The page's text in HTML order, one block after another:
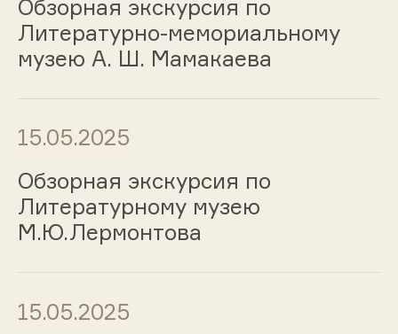
Обзорная экскурсия по
Литературно-мемориальному
музею А. Ш. Мамакаева
15.05.2025
Обзорная экскурсия по
Литературному музею
М.Ю.Лермонтова
15.05.2025